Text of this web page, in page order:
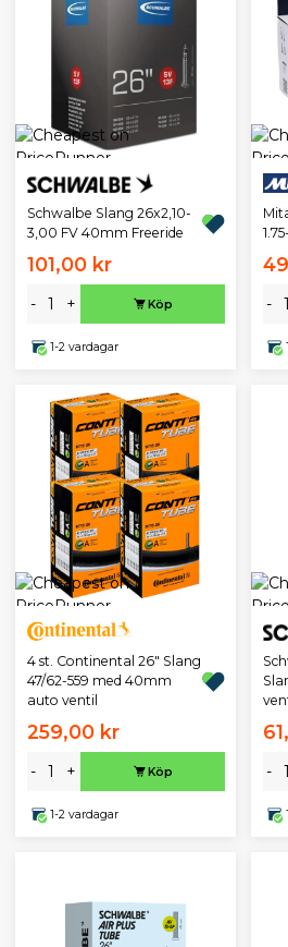
Schwalbe Slang 26x2,10-
3,00 FV 40mm Freeride
101,00 kr
- + Köp
1-2 vardagar
-
4 st. Continental 26" Slang
47/62-559 med 40mm
auto ventil
259,00 kr
- + Köp
1-2 vardagar
-